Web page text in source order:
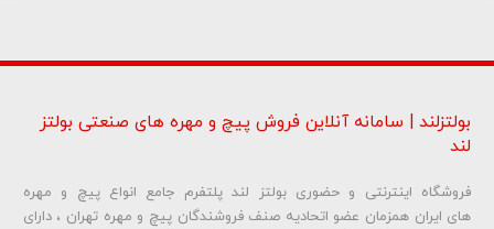
شماره تلفن و ایمیل شما نمایش داده نخواهد شد.
بولتزلند | سامانه آنلاین فروش پیچ و مهره های صنعتی بولتز
لند
فروشگاه اینترنتی و حضوری بولتز لند پلتفرم جامع انواع پیچ و مهره
های ایران همزمان عضو اتحادیه صنف فروشندگان پیچ و مهره تهران ، دارای